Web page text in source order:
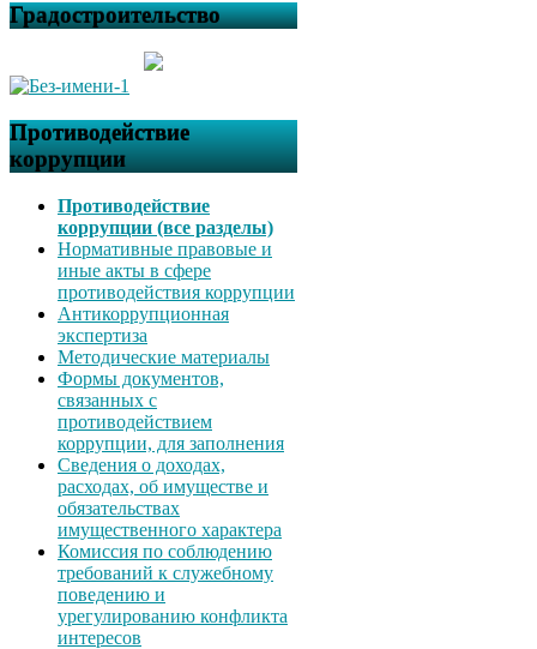
Градостроительство
Противодействие
коррупции
Противодействие
коррупции (все разделы)
Нормативные правовые и
иные акты в сфере
противодействия коррупции
Антикоррупционная
экспертиза
Методические материалы
Формы документов,
связанных с
противодействием
коррупции, для заполнения
Сведения о доходах,
расходах, об имуществе и
обязательствах
имущественного характера
Комиссия по соблюдению
требований к служебному
поведению и
урегулированию конфликта
интересов